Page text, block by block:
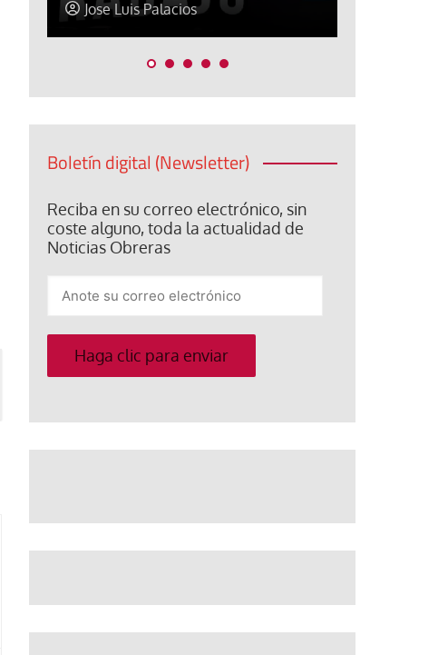
Jose Luis Palacios
Boletín digital (Newsletter)
Reciba en su correo electrónico, sin
coste alguno, toda la actualidad de
Noticias Obreras
su
correo
electrónico
Haga clic para enviar